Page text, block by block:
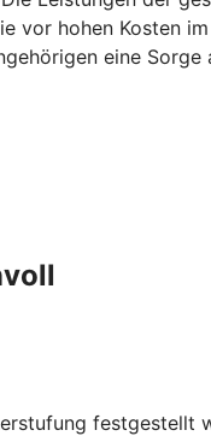
vor hohen Kosten
eine Sorge